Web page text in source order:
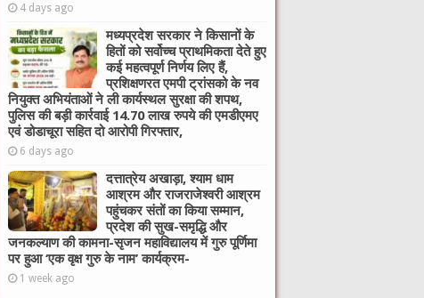
4 days ago
मध्यप्रदेश सरकार ने किसानों के
हितों को सर्वोच्च प्राथमिकता देते हुए
कई महत्वपूर्ण निर्णय लिए हैं,
प्रशिक्षणरत एमपी ट्रांसको के नव
नियुक्त अभियंताओं ने ली कार्यस्थल सुरक्षा की शपथ,
पुलिस की बड़ी कार्रवाई 14.70 लाख रुपये की एमडीएमए
एवं डोडाचूरा सहित दो आरोपी गिरफ्तार,
6 days ago
दत्तात्रेय अखाड़ा, श्याम धाम
आश्रम और राजराजेश्वरी आश्रम
पहुंचकर संतों का किया सम्मान,
प्रदेश की सुख-समृद्धि और
जनकल्याण की कामना-सृजन महाविद्यालय में गुरु पूर्णिमा
पर हुआ ‘एक वृक्ष गुरु के नाम’ कार्यक्रम-
1 week ago